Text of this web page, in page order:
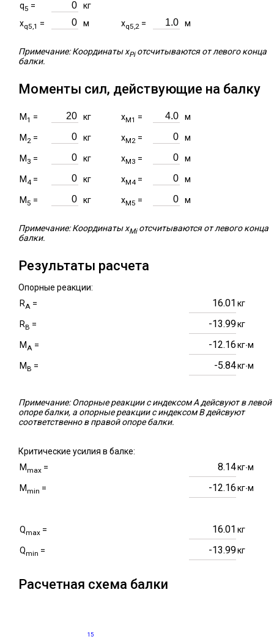
q5 =
кг
xq5,1 = м xq5,2 = м
Примечание: Координаты xPiотсчитываются от левого конца
балки.
Моменты сил, действующие на балку
M1 = кг xM1 = м
M 2 = кг xM2 = м
M 3 = кг xM3 = м
M 4 = кг xM4 = м
M5 = кг xM5 = м
Примечание: Координаты xMiотсчитываются от левого конца
балки.
Результаты расчета
Опорные реакции:
RA = 16.01 кг
RB = -13.99кг
M A = -12.16кг∙м
MB = -5.84кг∙м
Примечание: Опорные реакции с индексом A дейсвуют в левой
опоре балки, а опорные реакции с индексом B дейсвуют
соответственно в правой опоре балки.
Критические усилия в балке:
Mmax = 8.14кг∙м
Mmin = -12.16кг∙м
Qmax = 16.01 кг
Qmin = -13.99кг
Расчетная схема балки
15